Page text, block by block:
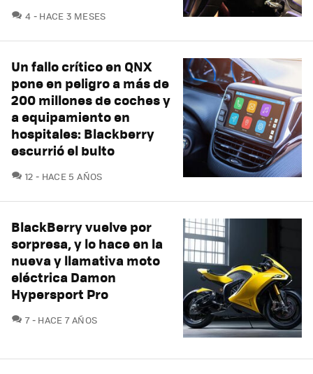
4 COMENTARIOS
HACE 3 MESES
Un fallo crítico en QNX
pone en peligro a más de
200 millones de coches y
a equipamiento en
hospitales: Blackberry
escurrió el bulto
12 COMENTARIOS
HACE 5 AÑOS
BlackBerry vuelve por
sorpresa, y lo hace en la
nueva y llamativa moto
eléctrica Damon
Hypersport Pro
7COMENTARIOS
HACE 7 AÑOS